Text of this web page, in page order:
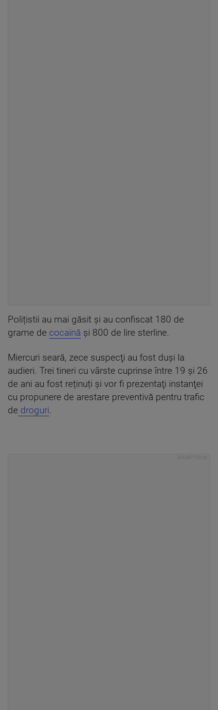
Polițistii au mai găsit și au confiscat 180 de
grame de cocaină și 800 de lire sterline.
Miercuri seară, zece suspecţi au fost duşi la
audieri. Trei tineri cu vârste cuprinse între 19 și 26
de ani au fost reținuți şi vor fi prezentaţi instanţei
cu propunere de arestare preventivă pentru trafic
de droguri.